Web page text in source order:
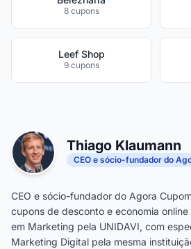
8 cupons
Leef Shop
9 cupons
Thiago Klaumann
CEO e sócio-fundador do
CEO e sócio-fundador do Agora
cupons de desconto e economia online
em Marketing pela UNIDAVI, com
Marketing Digital pela mesma